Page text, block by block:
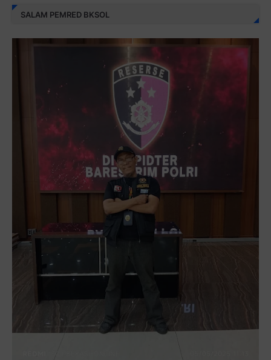
SALAM PEMRED BKSOL